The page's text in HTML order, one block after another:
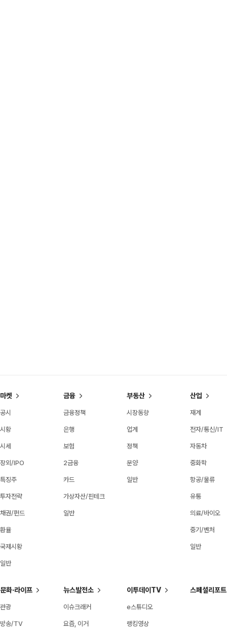
마켓
공시
시황
시세
장외/IPO
특징주
투자전략
채권/펀드
환율
국제시황
일반
금융
금융정책
은행
보험
2금융
카드
가상자산/핀테크
일반
부동산
시장동향
업계
정책
분양
일반
산업
재계
전자/통신/IT
자동차
중화학
항공/물류
유통
의료/바이오
중기/벤처
일반
문화·라이프
관광
방송/TV
뉴스발전소
이슈크래커
요즘, 이거
이투데이TV
e스튜디오
랭킹영상
스페셜리포트